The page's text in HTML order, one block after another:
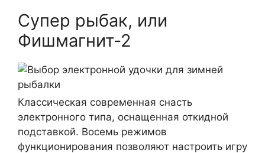
Супер рыбак, или
Фишмагнит-2
Классическая современная снасть
электронного типа, оснащенная откидной
подставкой. Восемь режимов
функционирования позволяют настроить игру